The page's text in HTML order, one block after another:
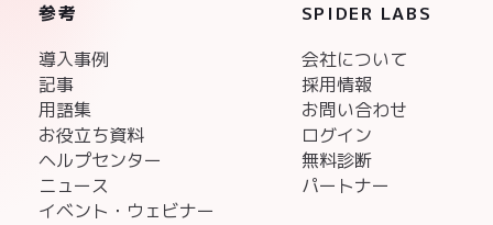
参考
導入事例
記事
用語集
お役立ち資料
ヘルプセンター
ニュース
イベント・ウェビナー
SPIDER LABS
会社について
採用情報
お問い合わせ
ログイン
無料診断
パートナー